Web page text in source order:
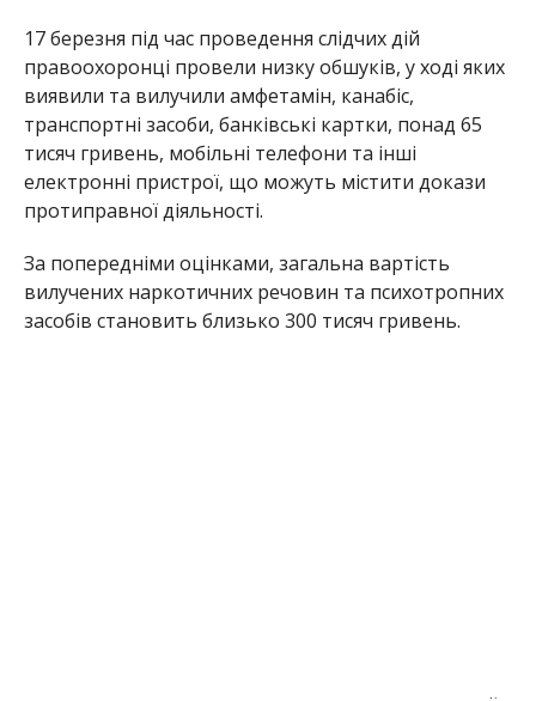
17 березня під час проведення слідчих дій
правоохоронці провели низку обшуків, у ході яких
виявили та вилучили амфетамін, канабіс,
транспортні засоби, банківські картки, понад 65
тисяч гривень, мобільні телефони та інші
електронні пристрої, що можуть містити докази
протиправної діяльності.
За попередніми оцінками, загальна вартість
вилучених наркотичних речовин та психотропних
засобів становить близько 300 тисяч гривень.